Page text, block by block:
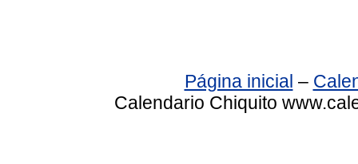
Página inicial –
Calendario Chiquito